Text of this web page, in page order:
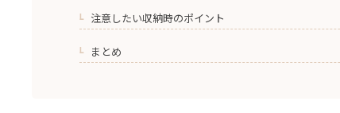
1-2-3.
注意したい収納時のポイント
1-3.まとめ